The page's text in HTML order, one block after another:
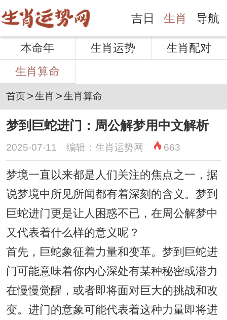
吉日 生肖 导航
本命年 生肖运势
生肖配对
生肖算命
首页>生肖 >生肖算命
梦到巨蛇进门：周公解梦用中文解析
2025-07-11 编辑：生肖运势网 663
梦境一直以来都是人们关注的焦点之一，据
说梦境中所见所闻都有着深刻的含义。梦到
巨蛇进门更是让人困惑不已，在周公解梦中
又代表着什么样的意义呢？
首先，巨蛇象征着力量和变革。梦到巨蛇进
门可能意味着你内心深处有某种秘密或潜力
在慢慢觉醒，或者即将面对巨大的挑战和改
变。进门的意象可能代表着这种力量即将进